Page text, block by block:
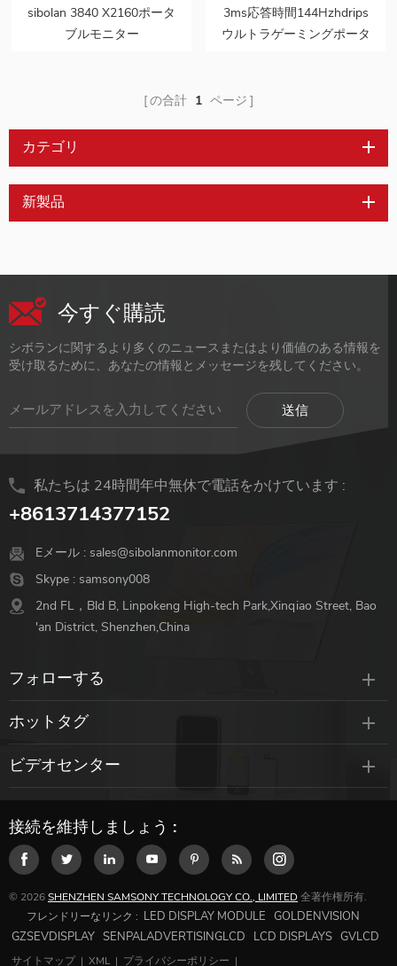
sibolan 3840 X2160ポータ
ブルモニター
3ms応答時間144Hzhdrips
ウルトラゲーミングポータ
の合計 1 ページ
カテゴリ
新製品
今すぐ購読
シボランに関するより多くのニュースまたはより価値のある情報を
受け取るために、あなたの情報とメッセージを残してください。
私たちは 24時間年中無休で電話をかけています :
+8613714377152
Eメール : sales@sibolanmonitor.com
Skype : samsony008
2nd FL，Bld B, Linpokeng High-tech Park,Xinqiao Street, Bao
'an District, Shenzhen,China
フォローする
ホットタグ
ビデオセンター
接続を維持しましょう :
© 2026SHENZHEN SAMSONY TECHNOLOGY CO., LIMITED 全著作権所有.
フレンドリーなリンク : LED DISPLAY MODULE GOLDENVISION
GZSEVDISPLAY SENPALADVERTISINGLCD LCD DISPLAYS GVLCD
サイトマップ | XML | プライバシーポリシー |